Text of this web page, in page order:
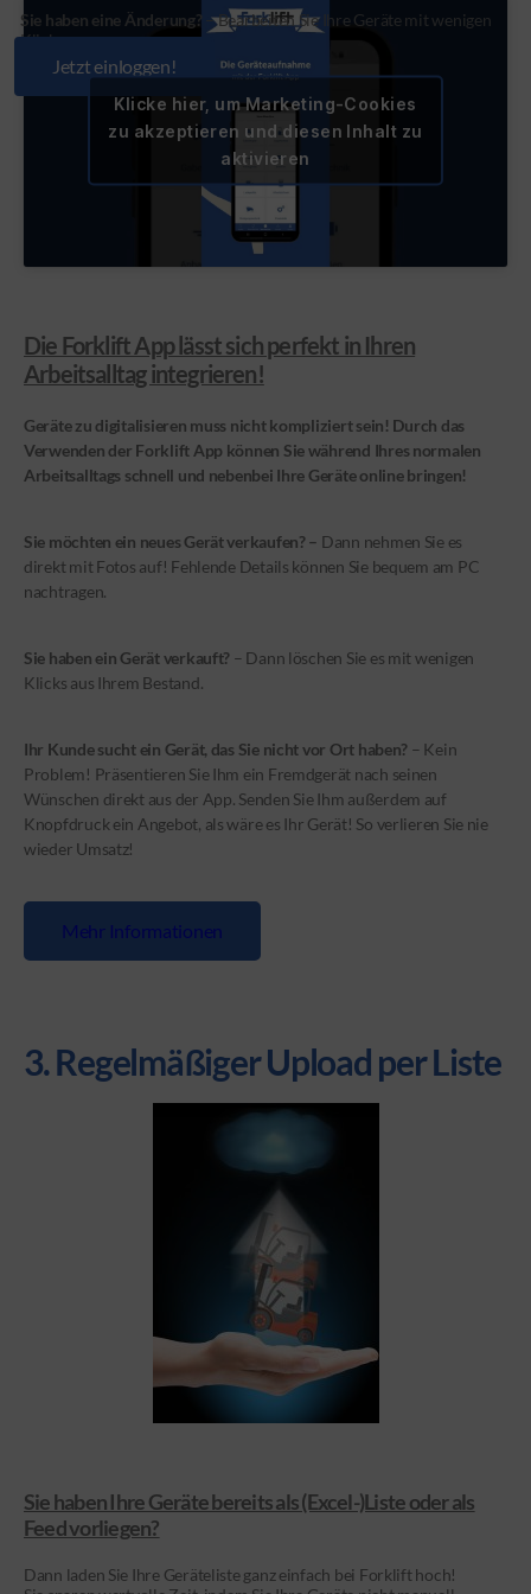
Sie haben eine Änderung? – Bearbeiten Sie Ihre Geräte mit wenigen
Klicks.
Jetzt einloggen!
Klicke hier, um Marketing-Cookies
zu akzeptieren und diesen Inhalt zu
aktivieren
Die Forklift App lässt sich perfekt in Ihren
Arbeitsalltag integrieren!
Geräte zu digitalisieren muss nicht kompliziert sein! Durch das
Verwenden der Forklift App können Sie während Ihres normalen
Arbeitsalltags schnell und nebenbei Ihre Geräte online bringen!
Sie möchten ein neues Gerät verkaufen? – Dann nehmen Sie es
direkt mit Fotos auf! Fehlende Details können Sie bequem am PC
nachtragen.
Sie haben ein Gerät verkauft? – Dann löschen Sie es mit wenigen
Klicks aus Ihrem Bestand.
Ihr Kunde sucht ein Gerät, das Sie nicht vor Ort haben? – Kein
Problem! Präsentieren Sie Ihm ein Fremdgerät nach seinen
Wünschen direkt aus der App. Senden Sie Ihm außerdem auf
Knopfdruck ein Angebot, als wäre es Ihr Gerät! So verlieren Sie nie
wieder Umsatz!
Mehr Informationen
3. Regelmäßiger Upload per Liste
Sie haben Ihre Geräte bereits als (Excel-)Liste oder als
Feed vorliegen?
Dann laden Sie Ihre Geräteliste ganz einfach bei Forklift hoch!